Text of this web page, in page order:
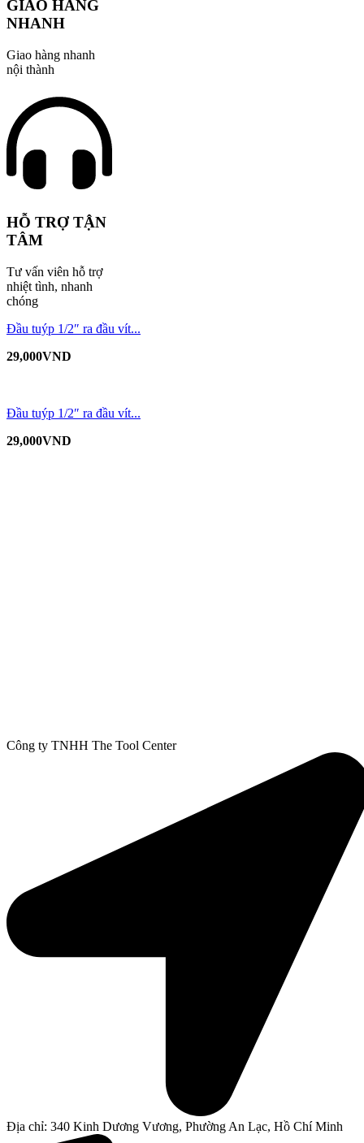
GIAO HÀNG
NHANH
Giao hàng nhanh
nội thành
HỖ TRỢ TẬN
TÂM
Tư vấn viên hỗ trợ
nhiệt tình, nhanh
chóng
Đầu tuýp 1/2″ ra đầu vít...
29,000VND
Đầu tuýp 1/2″ ra đầu vít...
29,000VND
Công ty TNHH The Tool Center
Địa chỉ: 340 Kinh Dương Vương, Phường An Lạc, Hồ Chí Minh